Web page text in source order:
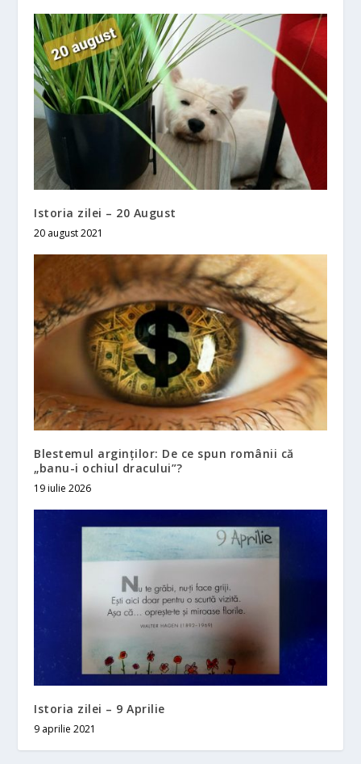
Istoria zilei – 20 August
20 august 2021
Blestemul arginților: De ce spun românii că
„banu-i ochiul dracului”?
19 iulie 2026
Istoria zilei – 9 Aprilie
9 aprilie 2021